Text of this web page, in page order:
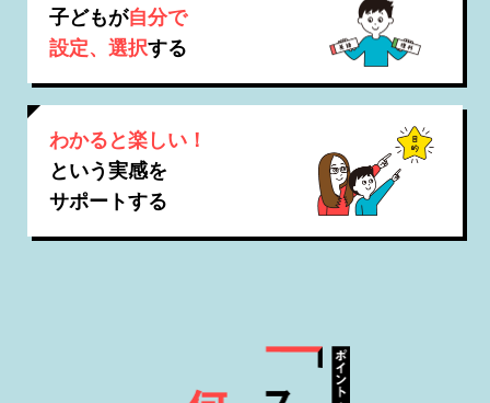
子どもが自分で
設定、選択する
わかると楽しい！
という実感を
サポートする